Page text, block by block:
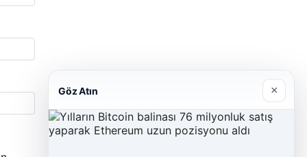
Göz Atın ×